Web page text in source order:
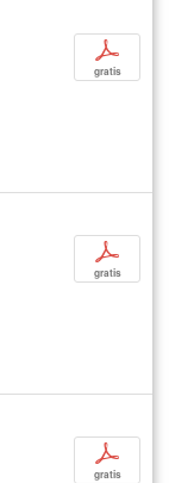
p
gratis
p
gratis
p
gratis